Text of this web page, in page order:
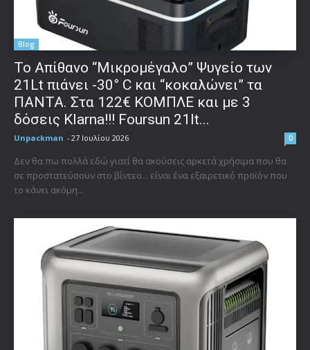
Blog
Το Απίθανο “Μικρομέγαλο” Ψυγείο των
21Lt πιάνει -30° C και “κοκαλώνει” τα
ΠΑΝΤΑ. Στα 122€ ΚΟΜΠΛΕ και με 3
δόσεις Klarna!!! Foursun 21lt...
Unpackman - 27 Ιουλίου 2026 0
Δεν θα πω πολλά εδώ γιατί θα ακούσεις αρκετά χρήσιμα που θα
σε προστατεύσουν στο βίντεο... είναι ένα εξαιρετικό προϊόν που
το κάνει ακόμη...